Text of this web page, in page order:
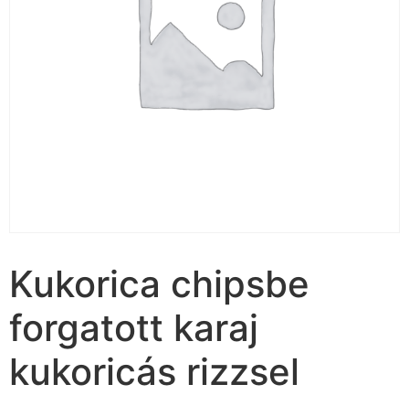
Kukorica chipsbe
forgatott karaj
kukoricás rizzsel